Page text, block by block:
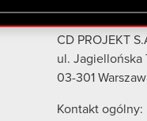
Kontakt
CD PROJEKT
ul. Jagiellońska
03-301
Kontakt ogólny: